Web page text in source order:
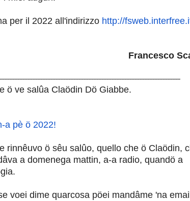
per il 2022 all'indirizzo http://
Francesco
ö ve salûa Claödin Dö Giabbe.
a pè ö 2022!
rinnêuvo ö sêu salûo, quello che ö Claödin,
a domenega mattin, a-a radio, quandö a
voei dime quarcosa pöei mandâme 'na